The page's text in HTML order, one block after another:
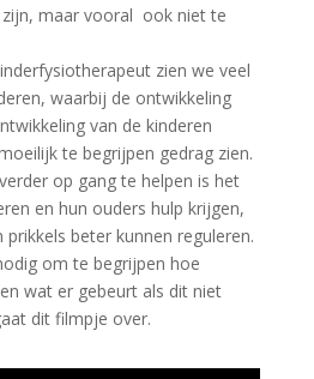
maar vooral ook niet te
zien we veel
waarbij de ontwikkeling
van de kinderen
te begrijpen gedrag zien.
op gang te helpen is het
en hun ouders hulp krijgen,
beter kunnen reguleren.
om te begrijpen hoe
wat er gebeurt als dit niet
dit filmpje over.